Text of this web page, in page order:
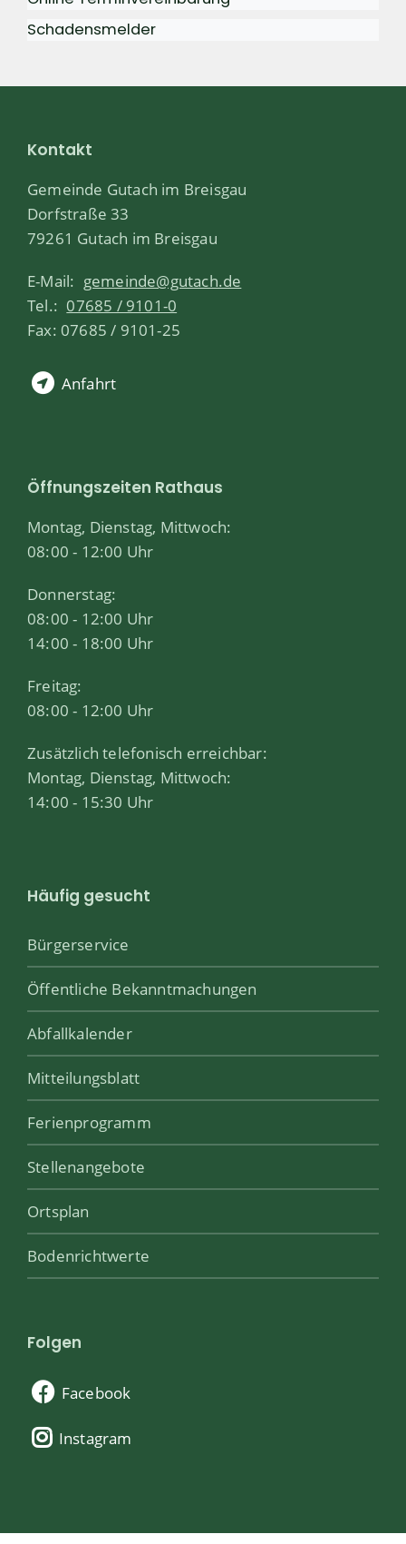
Schadensmelder
Kontakt
Gemeinde Gutach im Breisgau
Dorfstraße 33
79261 Gutach im Breisgau
E-Mail: gemeinde@gutach.de
Tel.: 07685 / 9101-0
Fax: 07685 / 9101-25
Anfahrt
Öffnungszeiten Rathaus
Montag, Dienstag, Mittwoch:
08:00 - 12:00 Uhr
Donnerstag:
08:00 - 12:00 Uhr
14:00 - 18:00 Uhr
Freitag:
08:00 - 12:00 Uhr
Zusätzlich telefonisch erreichbar:
Montag, Dienstag, Mittwoch:
14:00 - 15:30 Uhr
Häufig gesucht
Bürgerservice
Öffentliche Bekanntmachungen
Abfallkalender
Mitteilungsblatt
Ferienprogramm
Stellenangebote
Ortsplan
Bodenrichtwerte
Folgen
Facebook
Instagram